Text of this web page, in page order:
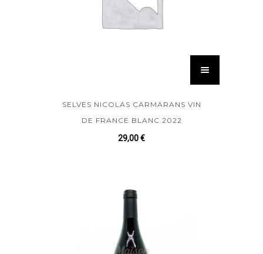
SELVES NICOLAS CARMARANS VIN
DE FRANCE BLANC 2022
29,00€